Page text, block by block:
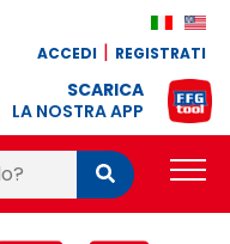
ACCEDI REGISTRATI
SCARICA
LA NOSTRA APP
Cerca